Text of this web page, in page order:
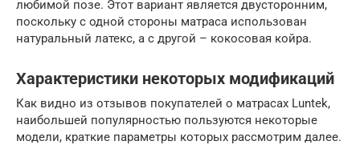
любимой позе. Этот вариант является двусторонним,
поскольку с одной стороны матраса использован
натуральный латекс, а с другой – кокосовая койра.
Характеристики некоторых модификаций
Как видно из отзывов покупателей о матрасах Luntek,
наибольшей популярностью пользуются некоторые
модели, краткие параметры которых рассмотрим далее.